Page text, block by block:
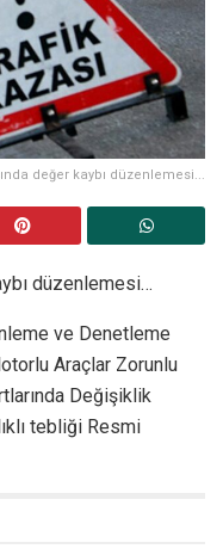
değer kaybı düzenlemesi...
düzenlemesi…
ve Denetleme
Araçlar Zorunlu
Değişiklik
tebliği Resmi